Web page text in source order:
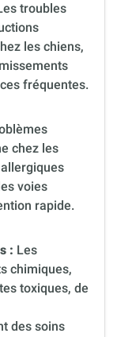
troubles
les chiens,
fréquentes.
chez les
voies
rapide.
: Les
chimiques,
toxiques, de
des soins